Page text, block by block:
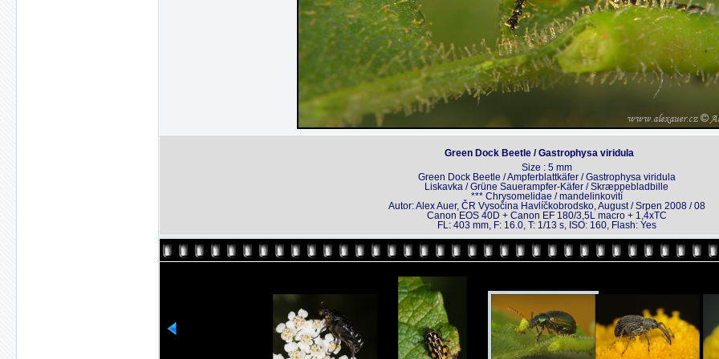
Green Dock Beetle / Gastrophysa viridula
Size : 5 mm
Green Dock Beetle / Ampferblattkäfer / Gastrophysa viridula
Liskavka / Grüne Sauerampfer-Käfer / Skræppebladbille
*** Chrysomelidae / mandelinkovití
Autor: Alex Auer, ČR Vysočina Havlíčkobrodsko, August / Srpen 2008 / 08
Canon EOS 40D + Canon EF 180/3,5L macro + 1,4xTC
FL: 403 mm, F: 16.0, T: 1/13 s, ISO: 160, Flash: Yes